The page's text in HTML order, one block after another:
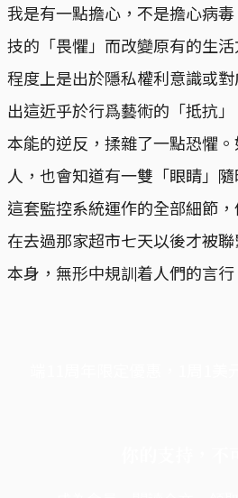
我是有一點擔心，不是擔心病
技的「畏懼」而改變原有的生
程度上是出於隱私權利意識或
出這近乎於行爲藝術的「抵抗
本能的逆反，揉雜了一點恐懼
人，也會知道有一雙「眼睛」
這套監控系統運作的全部細節
在去過那家超市七天以後才被
本身，無形中規訓着人們的言行